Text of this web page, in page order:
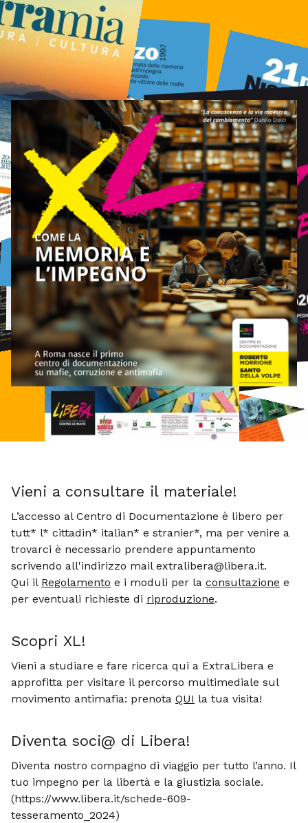
Vieni a consultare il materiale!
L’accesso al Centro di Documentazione è libero per
tutt* l* cittadin* italian* e stranier*, ma per venire a
trovarci è necessario prendere appuntamento
scrivendo all'indirizzo mail extralibera@libera.it.
Qui il Regolamento e i moduli per la consultazione e
per eventuali richieste di riproduzione.
Scopri XL!
Vieni a studiare e fare ricerca qui a ExtraLibera e
approfitta per visitare il percorso multimediale sul
movimento antimafia: prenota QUI la tua visita!
Diventa soci@ di Libera!
Diventa nostro compagno di viaggio per tutto l’anno. Il
tuo impegno per la libertà e la giustizia sociale.
(https://www.libera.it/schede-609-
tesseramento_2024)